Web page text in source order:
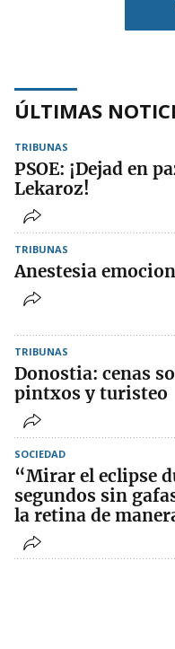
ÚLTIMAS
TRIBUNAS
PSOE: ¡Dejad en
Lekaroz!
TRIBUNAS
Anestesia
TRIBUNAS
Donostia: cenas
pintxos y turisteo
SOCIEDAD
“Mirar el eclipse
segundos sin
la retina de